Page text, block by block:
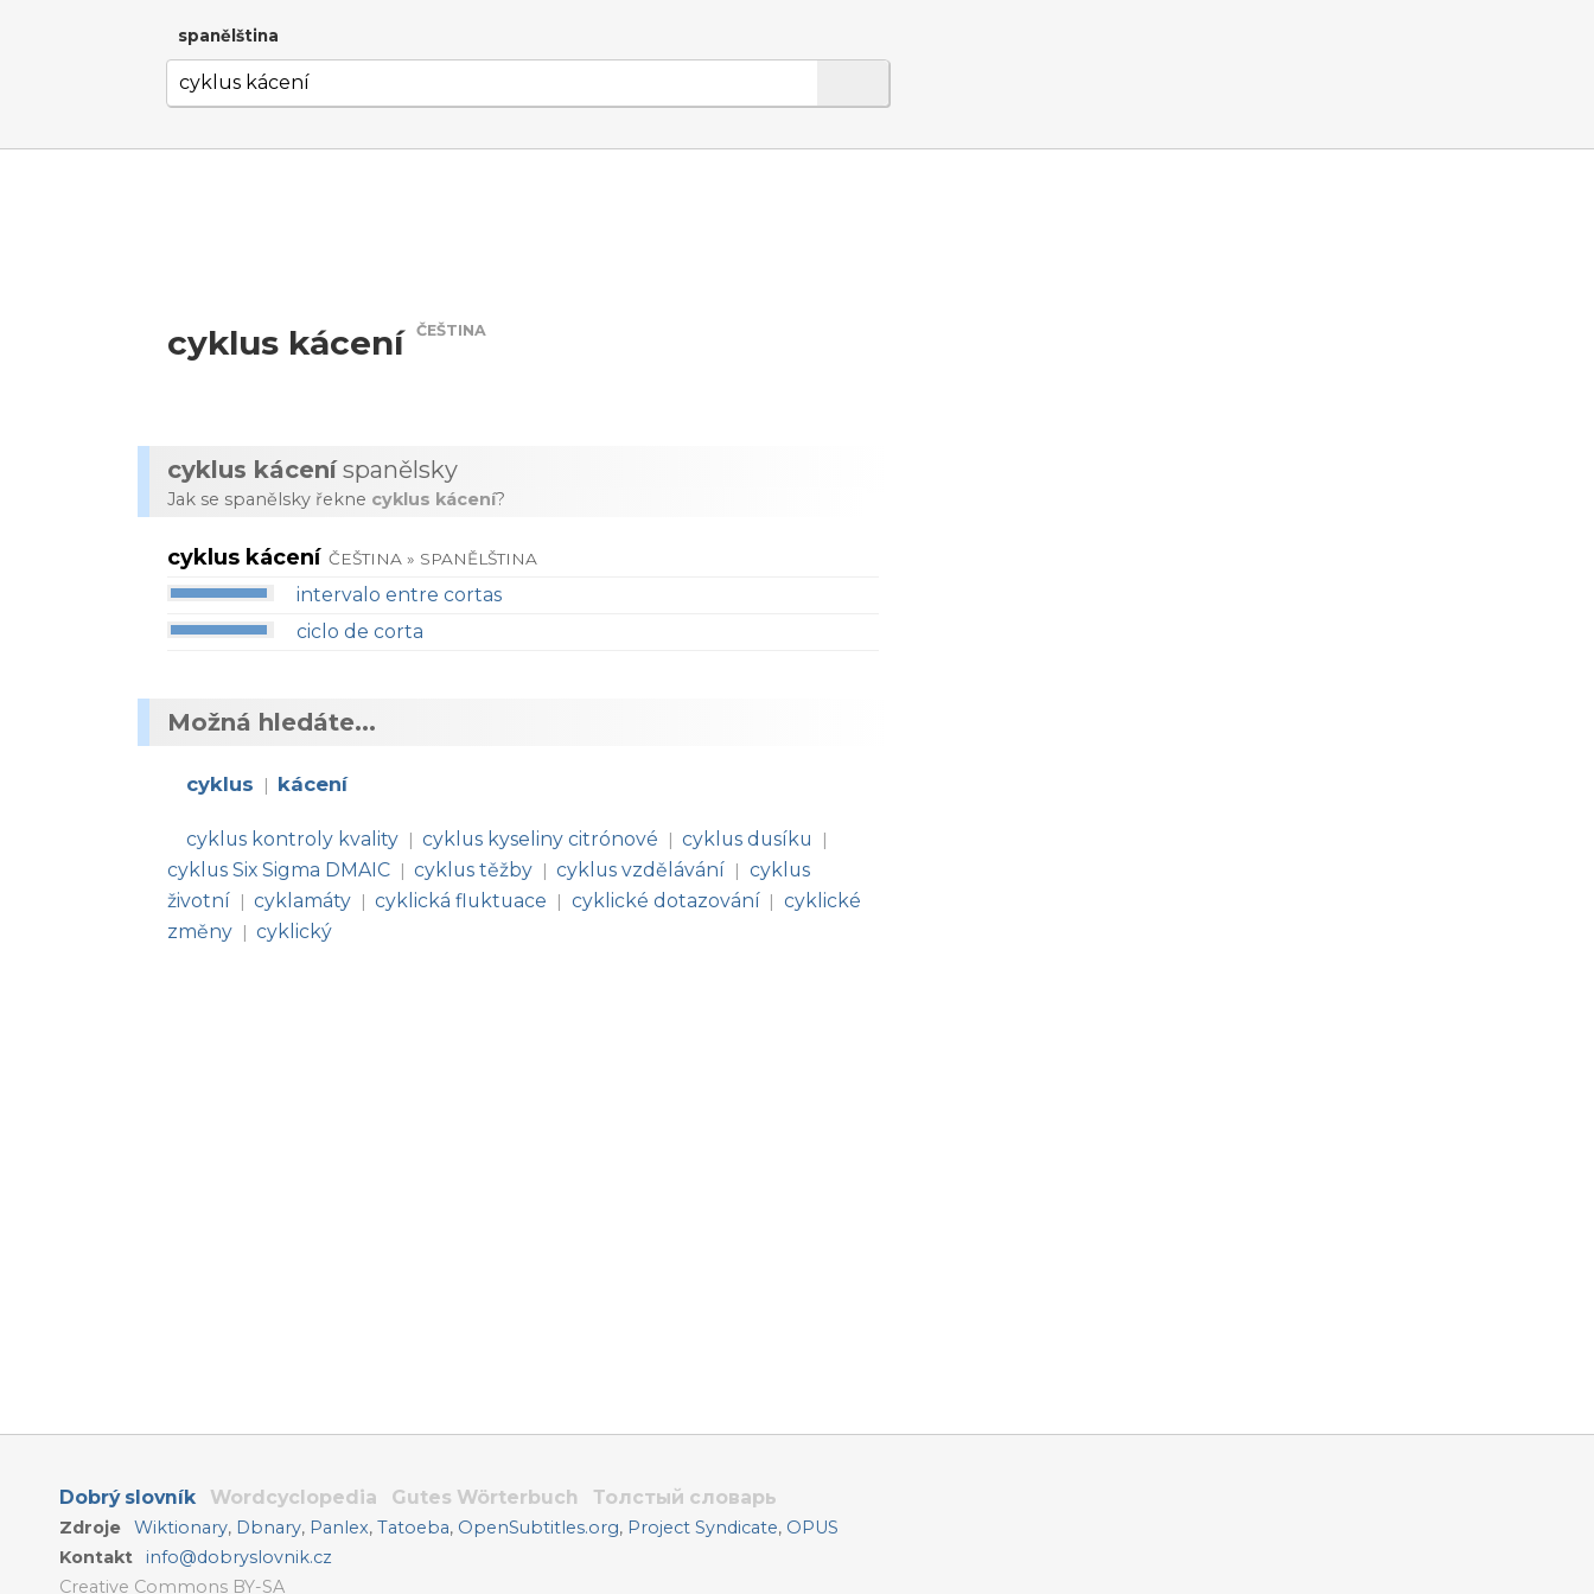
spanělština
cyklus kácení ČEŠTINA
cyklus káceníspanělsky
Jak se spanělsky řekne cyklus kácení?
cyklus kácení ČEŠTINA » SPANĚLŠTINA
intervalo entre cortas
ciclo de corta
Možná hledáte...
cyklus | kácení
cyklus kontroly kvality | cyklus kyseliny citrónové | cyklus dusíku |
cyklus Six Sigma DMAIC | cyklus těžby | cyklus vzdělávání | cyklus
životní | cyklamáty | cyklická fluktuace | cyklické dotazování | cyklické
změny | cyklický
Dobrý slovník Wordcyclopedia Gutes Wörterbuch Толстый словарь
Zdroje Wiktionary, Dbnary, Panlex,Tatoeba, OpenSubtitles.org, Project Syndicate, OPUS
Kontakt
info@dobryslovnik.cz
Creative Commons BY-SA